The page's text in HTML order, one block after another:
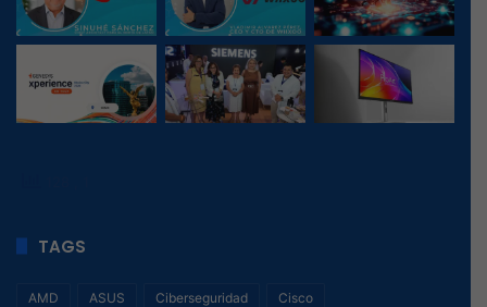
TAGS
AMD ASUS Ciberseguridad Cisco